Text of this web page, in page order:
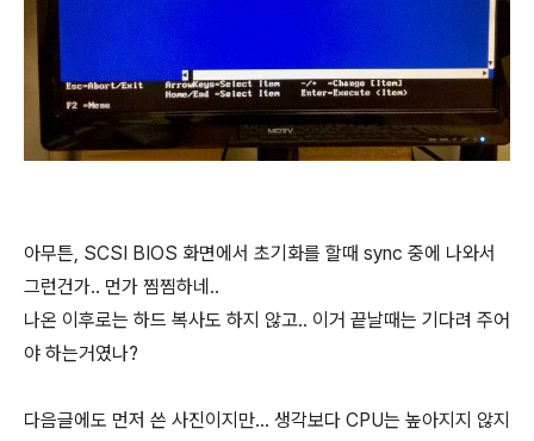
아무튼, SCSI BIOS 화면에서 초기화를 할때 sync 중에 나와서
그런건가.. 먼가 찜찜하네..
나온 이후로는 하드 복사도 하지 않고.. 이거 끝날때는 기다려 주어
야 하는거였나?
다음글에도 먼저 쓴 사진이지만... 생각보다 CPU는 높아지지 않지